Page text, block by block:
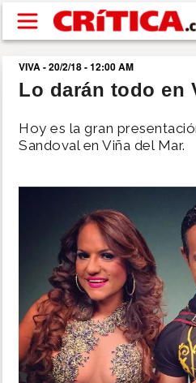
Pasar al contenido principal
buscar
DEPORTES
MUNDO
VIVA - 20/2/18 - 12:00 AM
Lo darán todo en
Hoy es la gran
Sandoval en Viña del Mar.